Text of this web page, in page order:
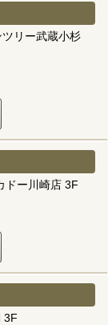
リー武蔵小杉
ドー川崎店 3F
3F